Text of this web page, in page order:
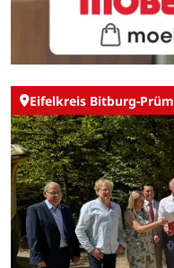
Eifelkreis Bitburg-Prüm